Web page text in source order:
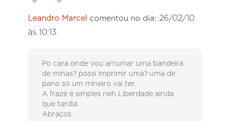
Leandro Marcel comentou no dia: 26/02/10
às 10:13
Po cara onde vou arrumar uma bandeira
de minas? possi imprimir uma? uma de
pano so um mineiro vai ter.
A fraze é simples neh Liberdade ainda
que tardia.
Abraços